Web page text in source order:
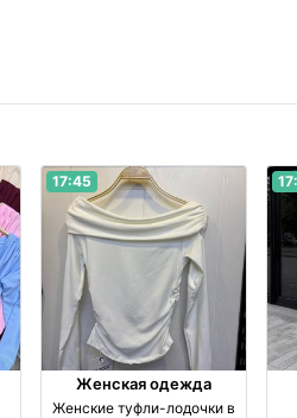
17:45
Женская одежда
Женские туфли-лодочки в